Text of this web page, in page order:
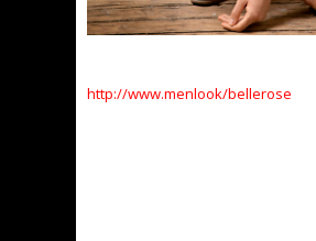
http://www.menlook/bellerose